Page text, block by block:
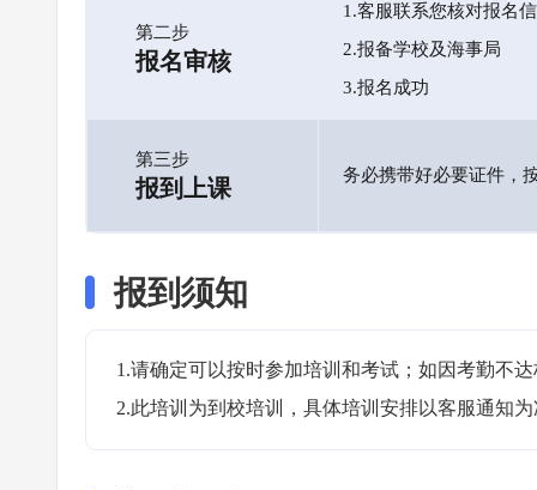
第二步
报名审核
1.客服联系您核对报名
2.报备学校及海事局
3.报名成功
第三步
报到上课 务必携带好必要证件，
报到须知
1.请确定可以按时参加培训和考试；如因考勤不
2.此培训为到校培训，具体培训安排以客服通知